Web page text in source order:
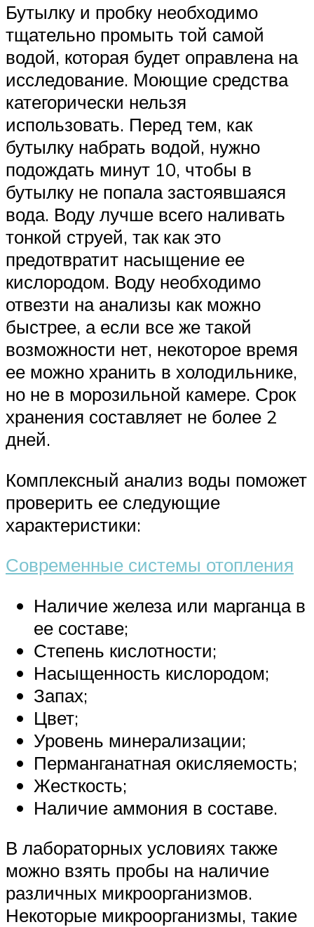
Бутылку и пробку необходимо
тщательно промыть той самой
водой, которая будет оправлена на
исследование. Моющие средства
категорически нельзя
использовать. Перед тем, как
бутылку набрать водой, нужно
подождать минут 10, чтобы в
бутылку не попала застоявшаяся
вода. Воду лучше всего наливать
тонкой струей, так как это
предотвратит насыщение ее
кислородом. Воду необходимо
отвезти на анализы как можно
быстрее, а если все же такой
возможности нет, некоторое время
ее можно хранить в холодильнике,
но не в морозильной камере. Срок
хранения составляет не более 2
дней.
Комплексный анализ воды поможет
проверить ее следующие
характеристики:
Современные системы отопления
Наличие железа или марганца в
ее составе;
Степень кислотности;
Насыщенность кислородом;
Запах;
Цвет;
Уровень минерализации;
Перманганатная окисляемость;
Жесткость;
Наличие аммония в составе.
В лабораторных условиях также
можно взять пробы на наличие
различных микроорганизмов.
Некоторые микроорганизмы, такие